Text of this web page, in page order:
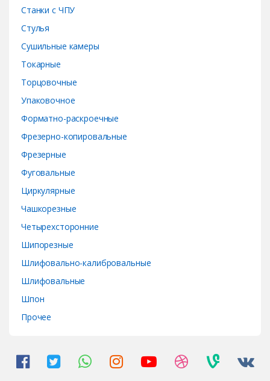
Станки с ЧПУ
Стулья
Сушильные камеры
Токарные
Торцовочные
Упаковочное
Форматно-раскроечные
Фрезерно-копировальные
Фрезерные
Фуговальные
Циркулярные
Чашкорезные
Четырехсторонние
Шипорезные
Шлифовально-калибровальные
Шлифовальные
Шпон
Прочее